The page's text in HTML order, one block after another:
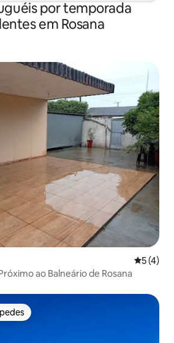
por temporada
em Rosana
5 de
5 (4)
ao Balneário de Rosana
dos hóspedes